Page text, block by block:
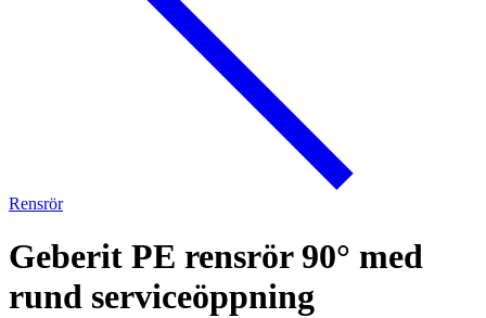
Rensrör
Geberit PE rensrör 90° med
rund serviceöppning